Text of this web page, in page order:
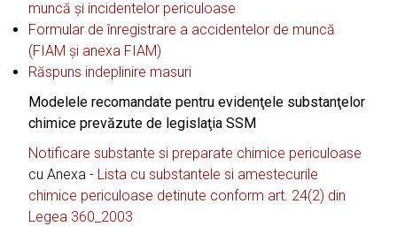
muncă și incidentelor periculoase
Formular de înregistrare a accidentelor de muncă
(FIAM și anexa FIAM)
Răspuns indeplinire masuri
Modelele recomandate pentru evidenţele substanţelor
chimice prevăzute de legislaţia SSM
Notificare substante si preparate chimice periculoase
cu Anexa - Lista cu substantele si amestecurile
chimice periculoase detinute conform art. 24(2) din
Legea 360_2003